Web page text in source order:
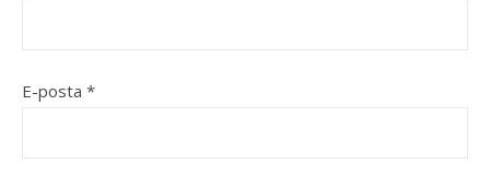
E-posta *